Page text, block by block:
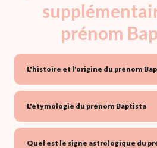
prénom
L'histoire et l'origine du prénom
L'étymologie du prénom Baptista
Quel est le signe astrologique du